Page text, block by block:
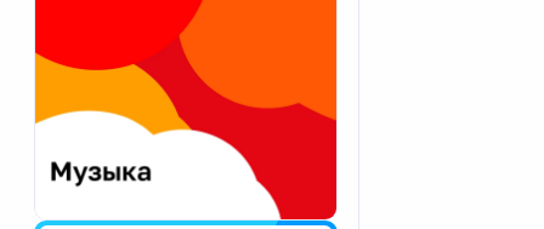
Екатеринбург
Калининград
Калуга